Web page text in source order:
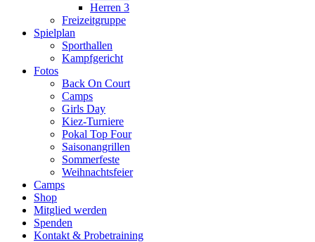
Herren 3
Freizeitgruppe
Spielplan
Sporthallen
Kampfgericht
Fotos
Back On Court
Camps
Girls Day
Kiez-Turniere
Pokal Top Four
Saisonangrillen
Sommerfeste
Weihnachtsfeier
Camps
Shop
Mitglied werden
Spenden
Kontakt & Probetraining